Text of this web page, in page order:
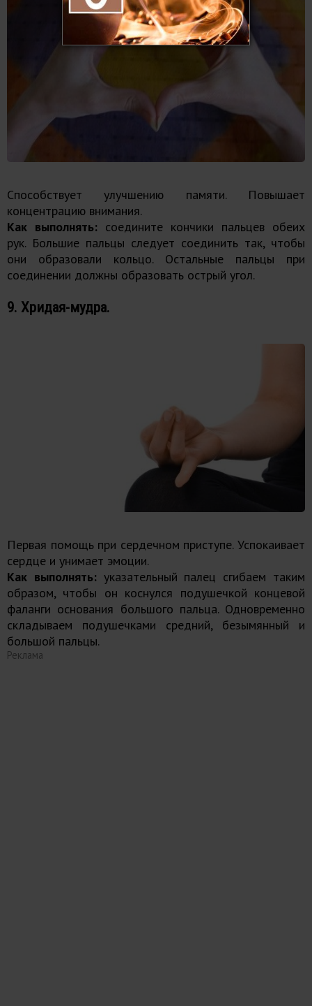
Способствует улучшению памяти. Повышает
концентрацию внимания.
Как выполнять: соедините кончики пальцев обеих
рук. Большие пальцы следует соединить так, чтобы
они образовали кольцо. Остальные пальцы при
соединении должны образовать острый угол.
9. Хридая-мудра.
Первая помощь при сердечном приступе. Успокаивает
сердце и унимает эмоции.
Как выполнять:указательный палец сгибаем таким
образом, чтобы он коснулся подушечкой концевой
фаланги основания большого пальца. Одновременно
складываем подушечками средний, безымянный и
большой пальцы.
Реклама